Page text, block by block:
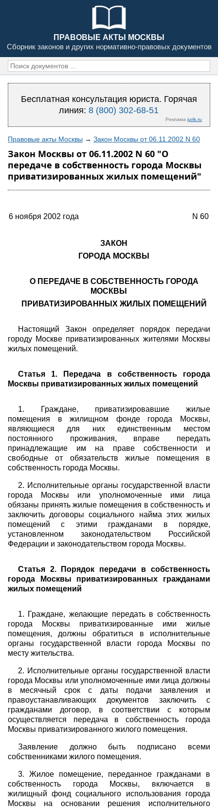
ПРАВОВЫЕ АКТЫ МОСКВЫ
Сборник законов и других нормативно-правовых документов
Бесплатная консультация юриста. Горячая
линия:8 (800) 302-68-51
Реклама jurik.ru
Правовые акты Москвы → Закон Москвы от 06.11.2002 N 60
Закон Москвы от 06.11.2002 N 60 "О
передаче в собственность города Москвы
приватизированных жилых помещений"
6 ноября 2002 года N 60
ЗАКОН
ГОРОДА МОСКВЫ
О ПЕРЕДАЧЕ В СОБСТВЕННОСТЬ ГОРОДА
МОСКВЫ
ПРИВАТИЗИРОВАННЫХ ЖИЛЫХ ПОМЕЩЕНИЙ
Настоящий Закон определяет порядок передачи
городу Москве приватизированных жителями Москвы
жилых помещений.
Статья 1. Передача в собственность города
Москвы приватизированных жилых помещений
1. Граждане, приватизировавшие жилые
помещения в жилищном фонде города Москвы,
являющиеся для них единственным местом
постоянного проживания, вправе передать
принадлежащие им на праве собственности и
свободные от обязательств жилые помещения в
собственность города Москвы.
2. Исполнительные органы государственной власти
города Москвы или уполномоченные ими лица
обязаны принять жилые помещения в собственность и
заключить договоры социального найма этих жилых
помещений с этими гражданами в порядке,
установленном законодательством Российской
Федерации и законодательством города Москвы.
Статья 2. Порядок передачи в собственность
города Москвы приватизированных гражданами
жилых помещений
1. Граждане, желающие передать в собственность
города Москвы приватизированные ими жилые
помещения, должны обратиться в исполнительные
органы государственной власти города Москвы по
месту жительства.
2. Исполнительные органы государственной власти
города Москвы или уполномоченные ими лица должны
в месячный срок с даты подачи заявления и
правоустанавливающих документов заключить с
гражданами договор, в соответствии с которым
осуществляется передача в собственность города
Москвы приватизированного жилого помещения.
Заявление должно быть подписано всеми
собственниками жилого помещения.
3. Жилое помещение, переданное гражданами в
собственность города Москвы, включается в
жилищный фонд социального использования города
Москвы на основании решения исполнительного